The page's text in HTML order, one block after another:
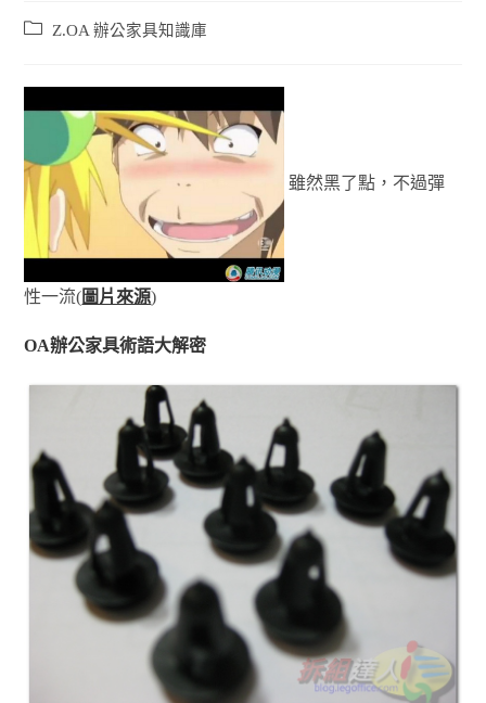
Z.OA 辦公家具知識庫
雖然黑了點，不過彈
性一流(圖片來源)
OA辦公家具術語大解密